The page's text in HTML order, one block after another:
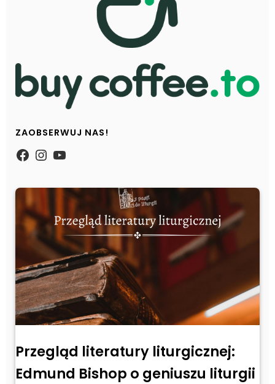
ZAOBSERWUJ NAS!
https://www.facebook.com/
Instagram
YouTube
Przegląd literatury liturgicznej:
Edmund Bishop o geniuszu liturgii